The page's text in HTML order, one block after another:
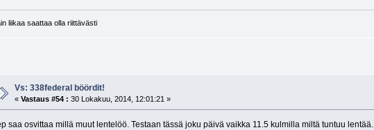
liikaa saattaa olla riittävästi
Vs: 338federal böördit!
«Vastaus #54 : 30 Lokakuu, 2014, 12:01:21 »
saa osvittaa millä muut lentelöö. Testaan tässä joku päivä vaikka 11.5 kulmilla miltä tuntuu lentää.